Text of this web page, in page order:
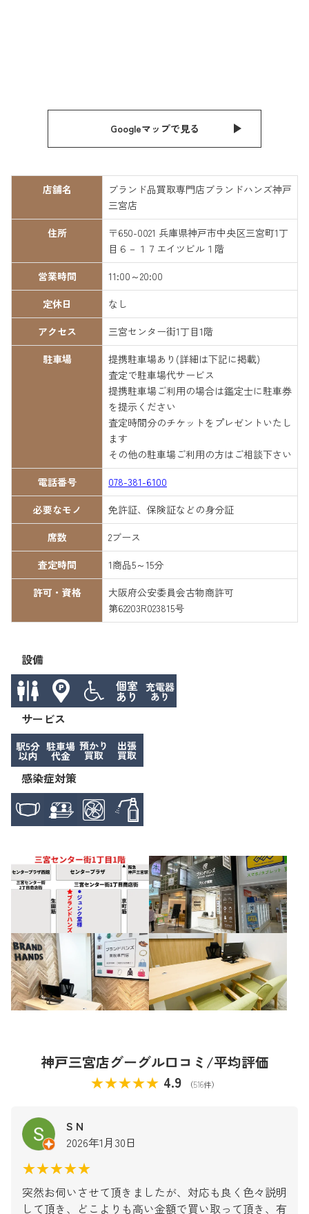
Googleマップで見る
設備
サービス
感染症対策
店舗名
ブランド品買取専門店ブランドハンズ神戸
三宮店
住所
〒650-0021 兵庫県神戸市中央区三宮町1丁
目６－１７エイツビル１階
営業時間
11:00～20:00
定休日
なし
アクセス
三宮センター街1丁目1階
駐車場
提携駐車場あり(詳細は下記に掲載)
査定で駐車場代サービス
提携駐車場ご利用の場合は鑑定士に駐車券
を提示ください
査定時間分のチケットをプレゼントいたし
ます
その他の駐車場ご利用の方はご相談下さい
電話番号
078-381-6100
必要なモノ
免許証、保険証などの身分証
席数
2ブース
査定時間
1商品5～15分
許可・資格
大阪府公安委員会古物商許可
第62203R023815号
神戸三宮店グーグル口コミ/平均評価
★★★★★ 4.9 （516件）
S N
2026年1月30日
★★★★★
突然お伺いさせて頂きましたが、対応も良く色々説明
して頂き、どこよりも高い金額で買い取って頂き、有